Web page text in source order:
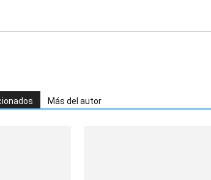
Más del autor